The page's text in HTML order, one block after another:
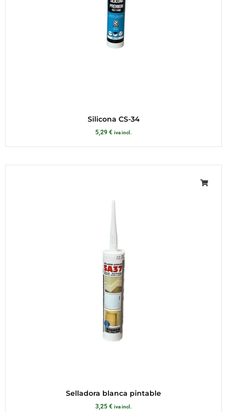
Silicona CS-34
5,29 € iva incl.
Selladora blanca pintable
3,25 € iva incl.